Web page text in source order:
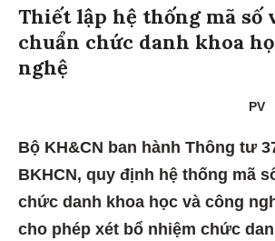
Thiết lập hệ thống mã số
chuẩn chức danh khoa
nghệ
PV
Bộ KH&CN ban hành Thông tư
BKHCN, quy định hệ thống mã
chức danh khoa học và công
cho phép xét bổ nhiệm chức